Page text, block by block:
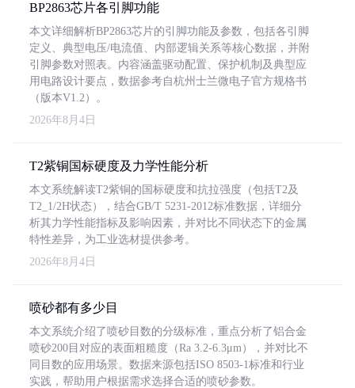
BP2863芯片各引脚功能
本文详细解析BP2863芯片的引脚功能及参数，包括各引脚
定义、典型电压/电流值、内部逻辑关系等核心数据，并附
引脚参数对照表。内容涵盖驱动配置、保护机制及典型应
用电路设计要点，数据参考自杭州士兰微电子官方规格书
（版本V1.2）。
2026年8月4日
T2紫铜国标硬度及力学性能分析
本文系统解读T2紫铜的国标硬度和抗拉强度（包括T2及
T2_1/2H状态），结合GB/T 5231-2012标准数据，详细分
析其力学性能指标及影响因素，并对比不同状态下的金属
特性差异，为工业选材提供参考。
2026年8月4日
喷砂都有多少目
本文系统介绍了喷砂目数的分级标准，重点分析了铝合金
喷砂200目对应的表面粗糙度（Ra 3.2-6.3μm），并对比不
同目数的应用场景。数据来源包括ISO 8503-1标准和行业
实践，帮助用户根据需求选择合适的喷砂参数。